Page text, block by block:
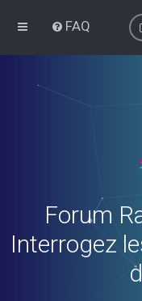
FAQ
Forum
Interrogez